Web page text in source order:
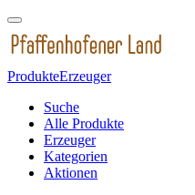
ProdukteErzeuger
Suche
Alle Produkte
Erzeuger
Kategorien
Aktionen